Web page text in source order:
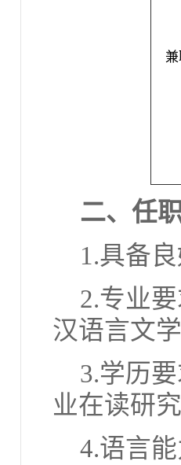
二、任
1.具备良
2.专业
汉语言文
3.学历
业在读研
4.语言